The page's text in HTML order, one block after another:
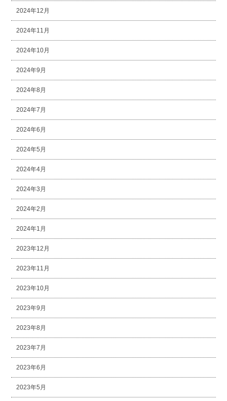
2024年12月
2024年11月
2024年10月
2024年9月
2024年8月
2024年7月
2024年6月
2024年5月
2024年4月
2024年3月
2024年2月
2024年1月
2023年12月
2023年11月
2023年10月
2023年9月
2023年8月
2023年7月
2023年6月
2023年5月